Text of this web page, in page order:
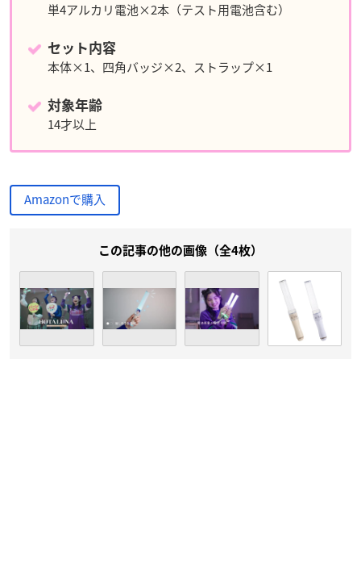
単4アルカリ電池×2本（テスト用電池含む）
セット内容
本体×1、四角バッジ×2、ストラップ×1
対象年齢
14才以上
Amazonで購入
この記事の他の画像（全4枚）